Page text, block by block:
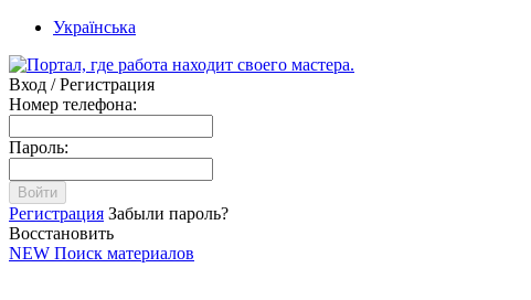
Українська
Вход / Регистрация
Номер телефона:
Пароль:
Войти
Регистрация Забыли пароль?
Восстановить
NEW Поиск материалов